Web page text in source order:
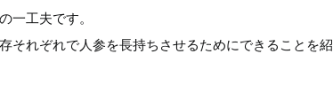
一工夫です。
それぞれで人参を長持ちさせるためにできることを紹